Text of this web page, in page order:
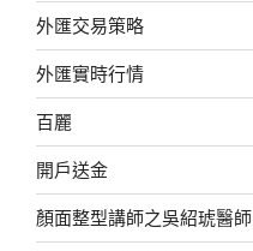
外匯交易策略
外匯實時行情
百麗
開戶送金
顏面整型講師之吳紹琥醫師